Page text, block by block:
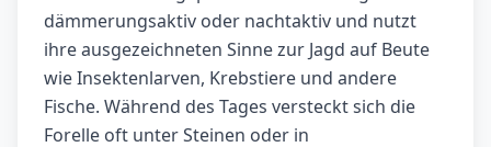
dämmerungsaktiv oder nachtaktiv und nutzt
ihre ausgezeichneten Sinne zur Jagd auf Beute
wie Insektenlarven, Krebstiere und andere
Fische. Während des Tages versteckt sich die
Forelle oft unter Steinen oder in